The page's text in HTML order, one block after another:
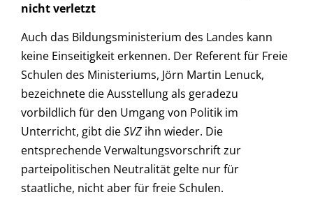
nicht verletzt
Auch das Bildungsministerium des Landes kann
keine Einseitigkeit erkennen. Der Referent für Freie
Schulen des Ministeriums, Jörn Martin Lenuck,
bezeichnete die Ausstellung als geradezu
vorbildlich für den Umgang von Politik im
Unterricht, gibt dieSVZ ihn wieder. Die
entsprechende Verwaltungsvorschrift zur
parteipolitischen Neutralität gelte nur für
staatliche, nicht aber für freie Schulen.